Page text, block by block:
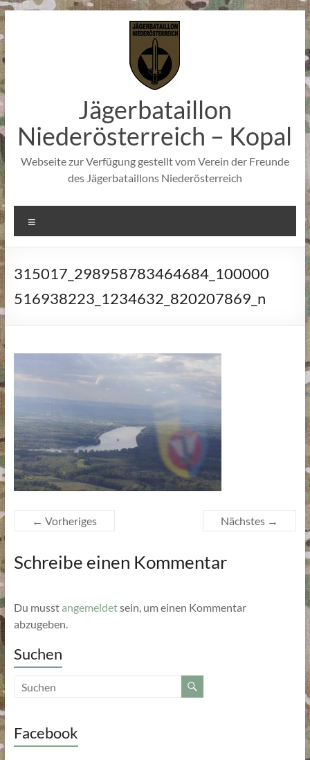
Zum
springen
Jägerbataillon
Niederösterreich – Kopal
Webseite zur Verfügung gestellt vom Verein der Freunde
des Jägerbataillons Niederösterreich
315017_298958783464684_100000
516938223_1234632_820207869_n
← Vorheriges Nächstes →
Schreibe einen Kommentar
Du musstangemeldetsein, um einen Kommentar
abzugeben.
Suchen
Facebook